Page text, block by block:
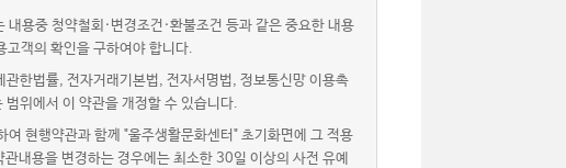
용중 청약철회·변경조건·환불조건 등과 같은 중요한 내용
고객의 확인을 구하여야 합니다.
한법률, 전자거래기본법, 전자서명법, 정보통신망 이용촉
위에서 이 약관을 개정할 수 있습니다.
현행약관과 함께 "울주생활문화센터" 초기화면에 그 적용
내용을 변경하는 경우에는 최소한 30일 이상의 사전 유예